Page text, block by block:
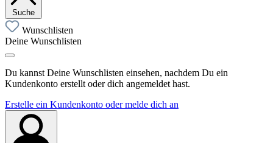
Suche
Wunschlisten
Deine Wunschlisten
Du kannst Deine Wunschlisten einsehen, nachdem Du ein
Kundenkonto erstellt oder dich angemeldet hast.
Erstelle ein Kundenkonto oder melde dich an